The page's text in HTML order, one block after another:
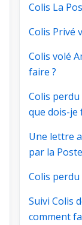
Colis La
Colis Privé
Colis volé
faire ?
Colis
que dois-je
Une lettre
par la Poste
Colis
Suivi Colis
comment